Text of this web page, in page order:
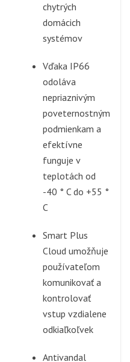
chytrých
domácich
systémov
Vďaka IP66
odoláva
nepriaznivým
poveternostným
podmienkam a
efektívne
funguje v
teplotách od
-40 ° C do +55 °
C
Smart Plus
Cloud umožňuje
používateľom
komunikovať a
kontrolovať
vstup vzdialene
odkiaľkoľvek
Antivandal